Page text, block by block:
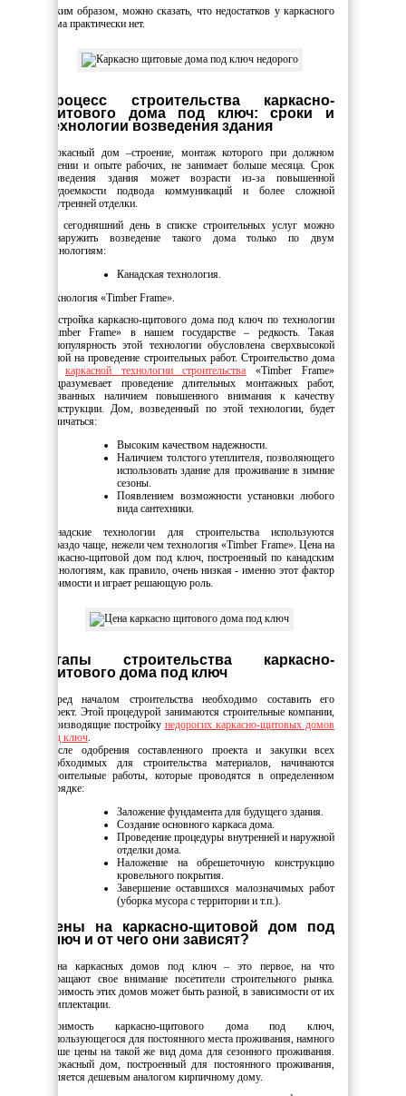
Таким образом, можно сказать, что недостатков у каркасного
дома практически нет.
Процесс строительства каркасно-
щитового дома под ключ: сроки и
технологии возведения здания
Каркасный дом –строение, монтаж которого при должном
умении и опыте рабочих, не занимает больше месяца. Срок
возведения здания может возрасти из-за повышенной
трудоемкости подвода коммуникаций и более сложной
внутренней отделки.
На сегодняшний день в списке строительных услуг можно
обнаружить возведение такого дома только по двум
технологиям:
Канадская технология.
Технология «Timber Frame».
Постройка каркасно-щитового дома под ключ по технологии
«Timber Frame» в нашем государстве – редкость. Такая
непопулярность этой технологии обусловлена сверхвысокой
ценой на проведение строительных работ. Строительство дома
каркасной технологии строительства «Timber Frame»
подразумевает проведение длительных монтажных работ,
вызванных наличием повышенного внимания к качеству
конструкции. Дом, возведенный по этой технологии, будет
отличаться:
Высоким качеством надежности.
Наличием толстого утеплителя, позволяющего
использовать здание для проживание в зимние
сезоны.
Появлением возможности установки любого
вида сантехники.
Канадские технологии для строительства используются
гораздо чаще, нежели чем технология «Timber Frame». Цена на
каркасно-щитовой дом под ключ, построенный по канадским
технологиям, как правило, очень низкая - именно этот фактор
стоимости и играет решающую роль.
Этапы строительства каркасно-
щитового дома под ключ
Перед началом строительства необходимо составить его
проект. Этой процедурой занимаются строительные компании,
производящие постройку недорогих каркасно-щитовых домов
под ключ
После одобрения составленного проекта и закупки всех
необходимых для строительства материалов, начинаются
строительные работы, которые проводятся в определенном
порядке:
Заложение фундамента для будущего здания.
Создание основного каркаса дома.
Проведение процедуры внутренней и наружной
отделки дома.
Наложение на обрешеточную конструкцию
кровельного покрытия.
Завершение оставшихся малозначимых работ
(уборка мусора с территории и т.п.).
Цены на каркасно-щитовой дом под
ключ и от чего они зависят?
Цена каркасных домов под ключ – это первое, на что
обращают свое внимание посетители строительного рынка.
Стоимость этих домов может быть разной, в зависимости от их
комплектации.
Стоимость каркасно-щитового дома под ключ,
использующегося для постоянного места проживания, намного
выше цены на такой же вид дома для сезонного проживания.
Каркасный дом, построенный для постоянного проживания,
является дешевым аналогом кирпичному дому.